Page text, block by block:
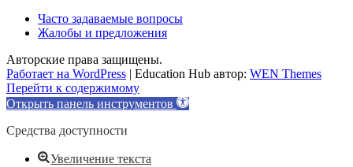
Часто задаваемые вопросы
Жалобы и предложения
Авторские права защищены.
Работает на WordPress | Education Hub автор: WEN Themes
Перейти к содержимому
Открыть панель инструментов
Средства доступности
Увеличение текста